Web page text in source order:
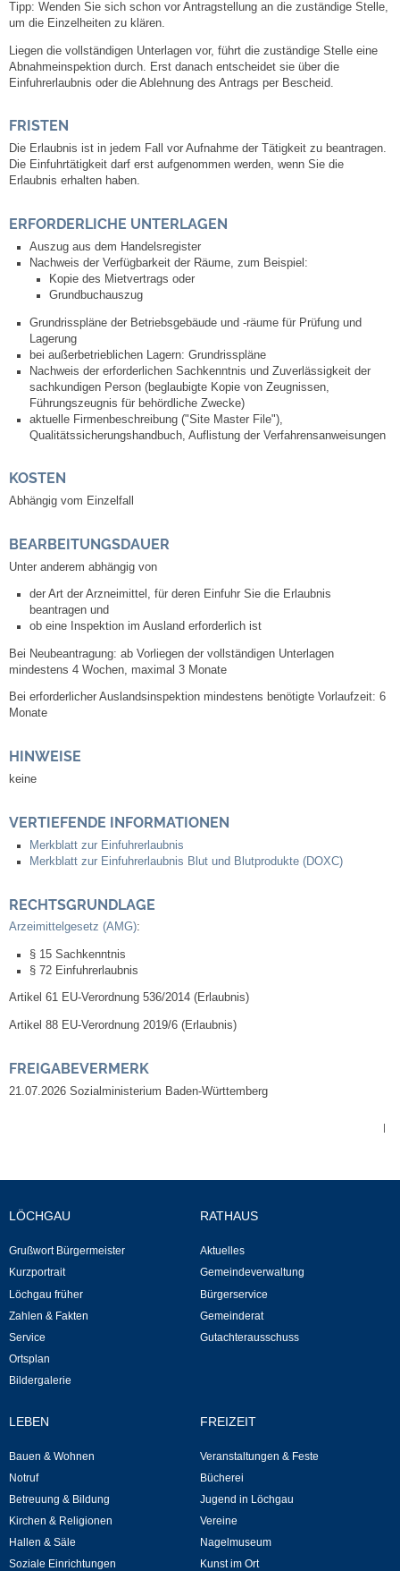
Stellenangebote
Ortsrecht
Bürgerservice
Sitzungsberichte
Ratsinfo
Gutachterausschuss
Leben
Bauen & Wohnen
NETZMonitor
Bezirksschornsteinfeger
Laufende beschränkte Ausschreibungen
Bebauungspläne
Fortschreibung Flächennutzungsplan
Schulen
Kindergärten
Kirchen & Religionen
Gemeindehalle
Sporthalle Greuth
Schulturnhalle
Hallen- und Raumreservierung
Gesundheit
Freizeit
Tipp: Wenden Sie sich schon vor Antragstellung an die zuständige Stelle,
um die Einzelheiten zu klären.
Liegen die vollständigen Unterlagen vor, führt die zuständige Stelle eine
Abnahmeinspektion durch. Erst danach entscheidet sie über die
Einfuhrerlaubnis oder die Ablehnung des Antrags per Bescheid.
FRISTEN
Die Erlaubnis ist in jedem Fall vor Aufnahme der Tätigkeit zu beantragen.
Die Einfuhrtätigkeit darf erst aufgenommen werden, wenn Sie die
Erlaubnis erhalten haben.
ERFORDERLICHE UNTERLAGEN
Auszug aus dem Handelsregister
Nachweis der Verfügbarkeit der Räume, zum Beispiel:
Kopie des Mietvertrags oder
Grundbuchauszug
Grundrisspläne der Betriebsgebäude und -räume für Prüfung und
Lagerung
bei außerbetrieblichen Lagern: Grundrisspläne
Nachweis der erforderlichen Sachkenntnis und Zuverlässigkeit der
sachkundigen Person (beglaubigte Kopie von Zeugnissen,
Führungszeugnis für behördliche Zwecke)
aktuelle Firmenbeschreibung ("Site Master File"),
Qualitätssicherungshandbuch, Auflistung der Verfahrensanweisungen
KOSTEN
Abhängig vom Einzelfall
BEARBEITUNGSDAUER
Unter anderem abhängig von
der Art der Arzneimittel, für deren Einfuhr Sie die Erlaubnis
beantragen und
ob eine Inspektion im Ausland erforderlich ist
Bei Neubeantragung: ab Vorliegen der vollständigen Unterlagen
mindestens 4 Wochen, maximal 3 Monate
Bei erforderlicher Auslandsinspektion mindestens benötigte Vorlaufzeit: 6
Monate
HINWEISE
keine
VERTIEFENDE INFORMATIONEN
Merkblatt zur Einfuhrerlaubnis
Merkblatt zur Einfuhrerlaubnis Blut und Blutprodukte (DOXC)
RECHTSGRUNDLAGE
Arzeimittelgesetz (AMG):
§ 15 Sachkenntnis
§ 72 Einfuhrerlaubnis
Artikel 61 EU-Verordnung 536/2014 (Erlaubnis)
Artikel 88 EU-Verordnung 2019/6 (Erlaubnis)
FREIGABEVERMERK
21.07.2026 Sozialministerium Baden-Württemberg
|
LÖCHGAU
Grußwort Bürgermeister
Kurzportrait
Löchgau früher
Zahlen & Fakten
Service
Ortsplan
Bildergalerie
RATHAUS
Aktuelles
Gemeindeverwaltung
Bürgerservice
Gemeinderat
Gutachterausschuss
LEBEN
Bauen & Wohnen
Notruf
Betreuung & Bildung
Kirchen & Religionen
Hallen & Säle
Soziale Einrichtungen
FREIZEIT
Veranstaltungen & Feste
Bücherei
Jugend in Löchgau
Vereine
Nagelmuseum
Kunst im Ort